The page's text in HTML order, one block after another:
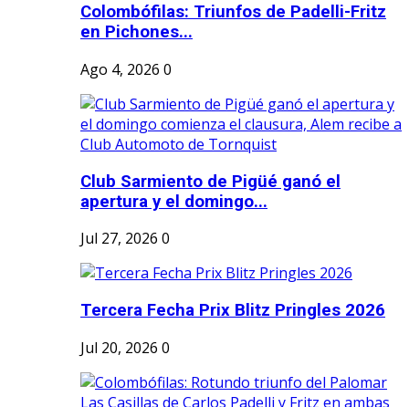
Colombófilas: Triunfos de Padelli-Fritz
en Pichones...
Ago 4, 2026 0
Club Sarmiento de Pigüé ganó el
apertura y el domingo...
Jul 27, 2026 0
Tercera Fecha Prix Blitz Pringles 2026
Jul 20, 2026 0